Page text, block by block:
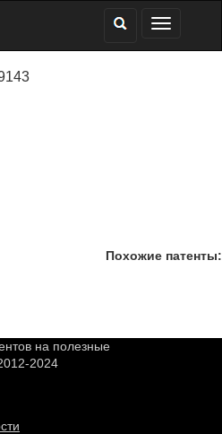
Похожие патенты:
на полезные
2024